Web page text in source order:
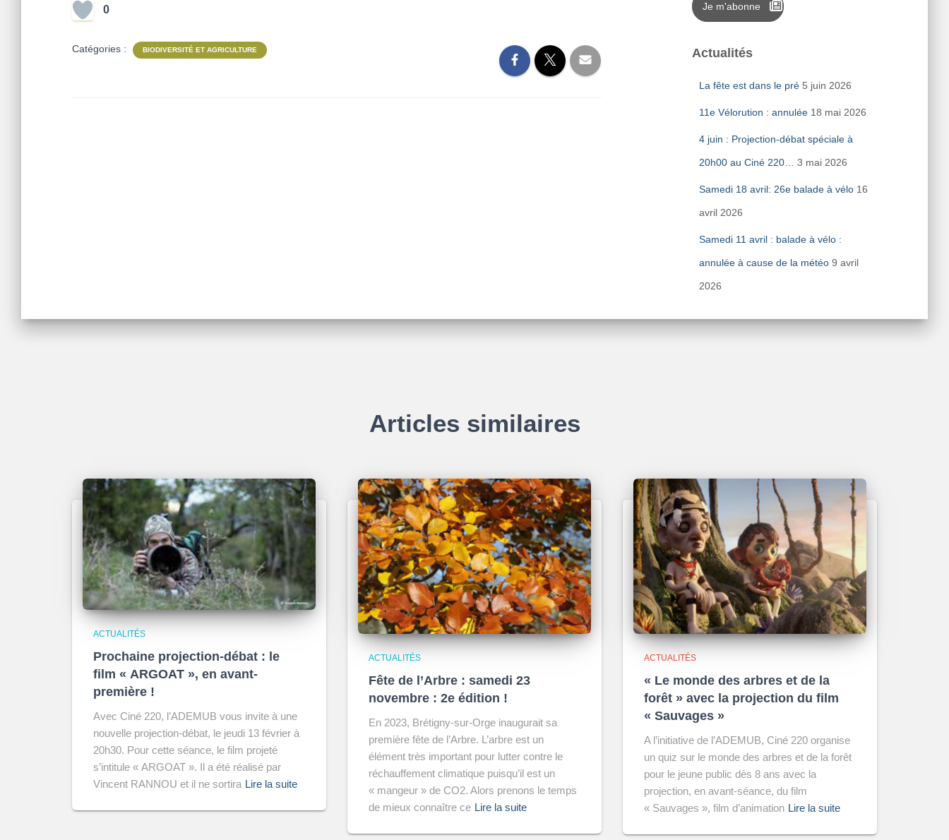
0
Catégories : BIODIVERSITÉ ET AGRICULTURE
Je m'abonne
Actualités
La fête est dans le pré 5 juin 2026
11e Vélorution : annulée 18 mai 2026
4 juin : Projection-débat spéciale à
20h00 au Ciné 220… 3 mai 2026
Samedi 18 avril: 26e balade à vélo 16
avril 2026
Samedi 11 avril : balade à vélo :
annulée à cause de la météo 9 avril
2026
Articles similaires
ACTUALITÉS
Prochaine projection-débat : le
film « ARGOAT », en avant-
première !
Avec Ciné 220, l’ADEMUB vous invite à une
nouvelle projection-débat, le jeudi 13 février à
20h30. Pour cette séance, le film projeté
s’intitule « ARGOAT ». Il a été réalisé par
Vincent RANNOU et il ne sortira Lire la suite
ACTUALITÉS
Fête de l’Arbre : samedi 23
novembre : 2e édition !
En 2023, Brétigny-sur-Orge inaugurait sa
première fête de l’Arbre. L’arbre est un
élément très important pour lutter contre le
réchauffement climatique puisqu’il est un
« mangeur » de CO2. Alors prenons le temps
de mieux connaître ce Lire la suite
ACTUALITÉS
« Le monde des arbres et de la
forêt » avec la projection du film
« Sauvages »
A l’initiative de l’ADEMUB, Ciné 220 organise
un quiz sur le monde des arbres et de la forêt
pour le jeune public dès 8 ans avec la
projection, en avant-séance, du film
« Sauvages », film d’animation Lire la suite